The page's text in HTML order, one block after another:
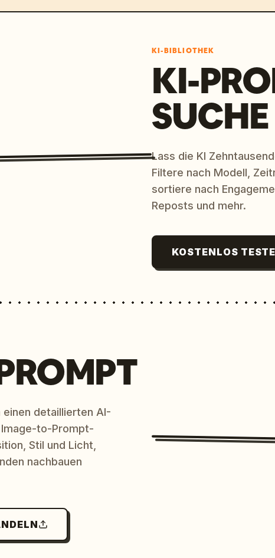
KI-BIBLIOTHEK
KI-
SUCHE
Lass die KI
Filtere nach Modell,
sortiere nach
Reposts und mehr.
KOSTENLOS
einen detaillierten AI-
to-Prompt-
Stil und Licht,
nachbauen